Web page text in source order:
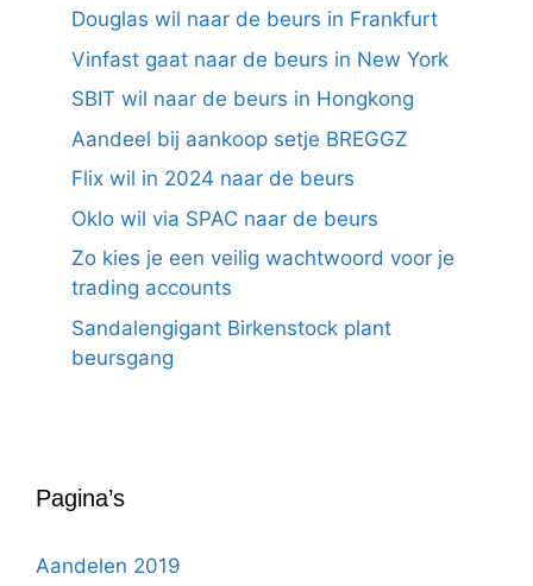
Douglas wil naar de beurs in Frankfurt
Vinfast gaat naar de beurs in New York
SBIT wil naar de beurs in Hongkong
Aandeel bij aankoop setje BREGGZ
Flix wil in 2024 naar de beurs
Oklo wil via SPAC naar de beurs
Zo kies je een veilig wachtwoord voor je
trading accounts
Sandalengigant Birkenstock plant
beursgang
Pagina’s
Aandelen 2019